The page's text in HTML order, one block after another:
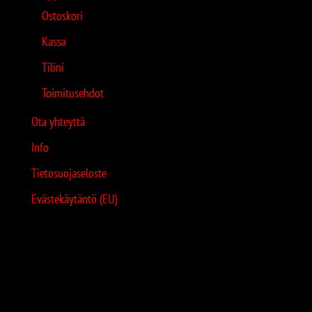
Ostoskori
Kassa
Tilini
Toimitusehdot
Ota yhteyttä
Info
Tietosuojaseloste
Evästekäytäntö (EU)